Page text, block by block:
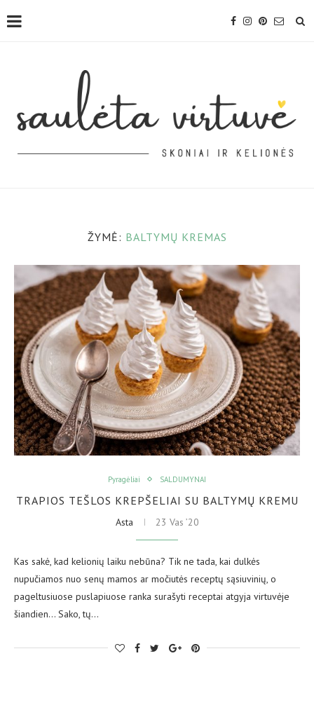
ŽYMĖ: BALTYMŲ KREMAS
Pyragėliai SALDUMYNAI
TRAPIOS TEŠLOS KREPŠELIAI SU BALTYMŲ KREMU
Asta 23 Vas ’20
Kas sakė, kad kelionių laiku nebūna? Tik ne tada, kai dulkės
nupučiamos nuo senų mamos ar močiutės receptų sąsiuvinių, o
pageltusiuose puslapiuose ranka surašyti receptai atgyja virtuvėje
šiandien… Sako, tų…